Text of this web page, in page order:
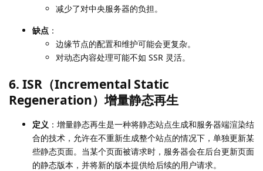
减少了对中央服务器的负担。
缺点 ：
边缘节点的配置和维护可能会更复杂。
对动态内容处理可能不如 SSR 灵活。
6. ISR（Incremental Static
Regeneration）增量静态再生
定义 ：增量静态再生是一种将静态站点生成和服务器端渲染结
合的技术，允许在不重新生成整个站点的情况下，单独更新某
些静态页面。当某个页面被请求时，服务器会在后台更新页面
的静态版本，并将新的版本提供给后续的用户请求。